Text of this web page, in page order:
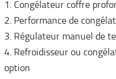
1. Congélateur coffre
2. Performance de
3. Régulateur manuel de
4. Refroidisseur ou
option